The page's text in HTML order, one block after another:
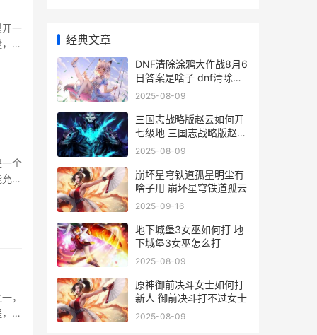
一
这
个
许
，
更
经典文章
DNF清除涂鸦大作战8月6
日答案是啥子 dnf清除涂
鸦大作战
2025-08-09
三国志战略版赵云如何开
七级地 三国志战略版赵云
冲锋陷阵
2025-08-09
崩坏星穹铁道孤星明尘有
啥子用 崩坏星穹铁道孤云
2025-09-16
地下城堡3女巫如何打 地
下城堡3女巫怎么打
2025-08-09
原神御前决斗女士如何打
新人 御前决斗打不过女士
2025-08-09